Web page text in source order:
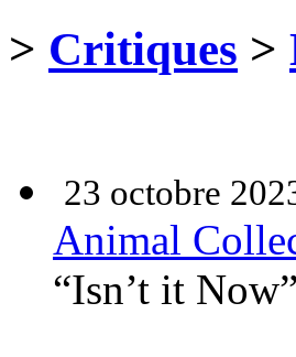
> Critiques >
23 octobre
Animal
“Isn’t it Now”